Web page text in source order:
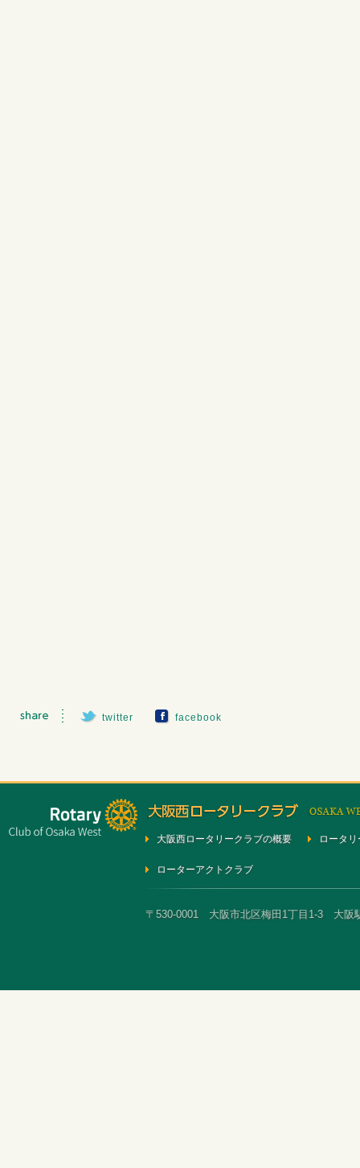
twitter facebook
大阪西ロータリークラブの概要 ロータ
ローターアクトクラブ
〒530-0001 大阪市北区梅田1丁目1-3 大阪